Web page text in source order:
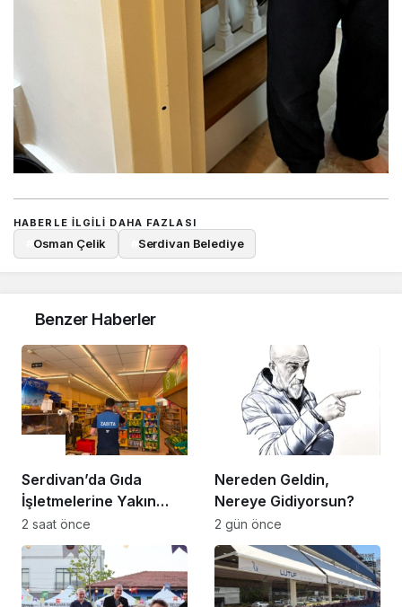
HABERLE ILGILI DAHA FAZLASI
Osman Çelik Serdivan Belediye
Benzer Haberler
Serdivan’da Gıda
İşletmelerine Yakın
Takip
2 saat önce
Nereden Geldin,
Nereye Gidiyorsun?
2 gün önce